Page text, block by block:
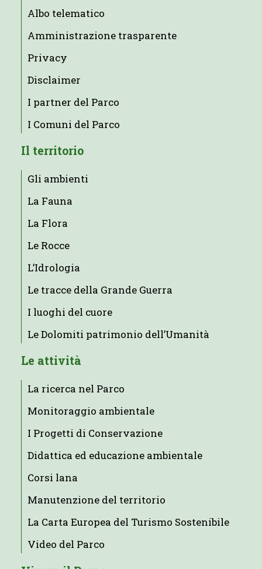
Albo telematico
Amministrazione trasparente
Privacy
Disclaimer
I partner del Parco
I Comuni del Parco
Il territorio
Gli ambienti
La Fauna
La Flora
Le Rocce
L’Idrologia
Le tracce della Grande Guerra
I luoghi del cuore
Le Dolomiti patrimonio dell’Umanità
Le attività
La ricerca nel Parco
Monitoraggio ambientale
I Progetti di Conservazione
Didattica ed educazione ambientale
Corsi lana
Manutenzione del territorio
La Carta Europea del Turismo Sostenibile
Video del Parco